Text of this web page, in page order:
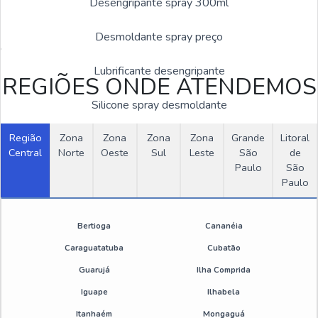
Desmoldante spray preço
Lubrificante desengripante
Silicone spray desmoldante
Desmoldante de silicone
Preço de desmoldante para forma
Desengripante lubrificante multiuso spray 300ml
Emulsão de silicone industrial
Emulsão de silicone onde comprar
OUTRAS CATEGORIAS
Desengraxante e Antirrespingo
Estação de Tratamentos
Estas imagens foram obtidas de bancos de imagens públicas e
disponível livremente na internet
REGIÕES ONDE ATENDEMOS
Região
Central
Zona
Norte
Zona
Oeste
Zona
Sul
Zona
Leste
Grande
São
Paulo
Litoral
de
São
Paulo
Bertioga Cananéia
Caraguatatuba Cubatão
Guarujá Ilha Comprida
Iguape Ilhabela
Itanhaém Mongaguá